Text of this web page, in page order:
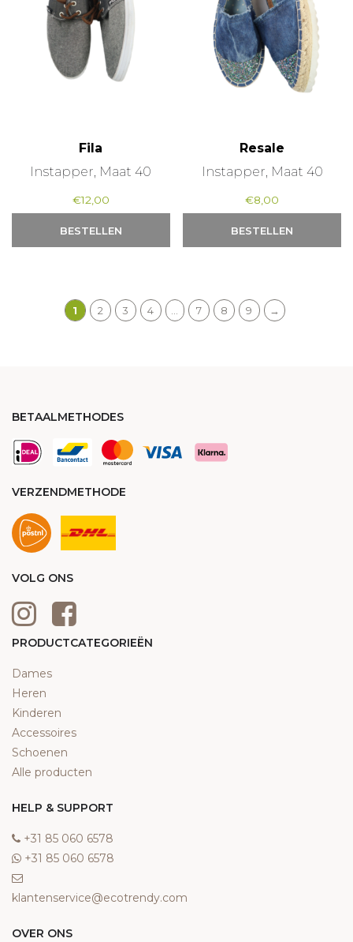
Fila
Instapper, Maat 40
€12,00
BESTELLEN
Resale
Instapper, Maat 40
€8,00
BESTELLEN
1 2 3 4 7 8 9 →
BETAALMETHODES
VERZENDMETHODE
VOLG ONS
PRODUCTCATEGORIEËN
Dames
Heren
Kinderen
Accessoires
Schoenen
Alle producten
HELP & SUPPORT
‎+31 85 060 6578
‎+31 85 060 6578
klantenservice@ecotrendy.com
OVER ONS